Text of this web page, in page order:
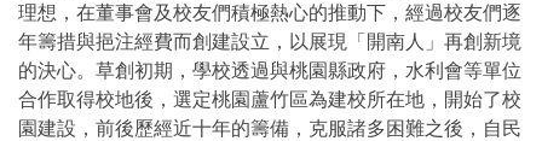
理想，在董事會及校友們積極熱心的推動下，經過校友們逐
年籌措與挹注經費而創建設立，以展現「開南人」再創新境
的決心。草創初期，學校透過與桃園縣政府，水利會等單位
合作取得校地後，選定桃園蘆竹區為建校所在地，開始了校
園建設，前後歷經近十年的籌備，克服諸多困難之後，自民